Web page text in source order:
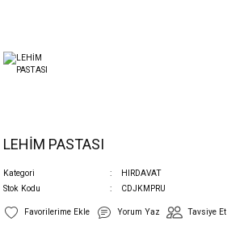
LEHİM PASTASI
Kategori
HIRDAVAT
Stok Kodu
CDJKMPRU
Yorum Yaz Tavsiye Et